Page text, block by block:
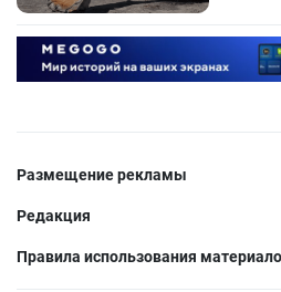
Размещение рекламы
Редакция
Правила использования